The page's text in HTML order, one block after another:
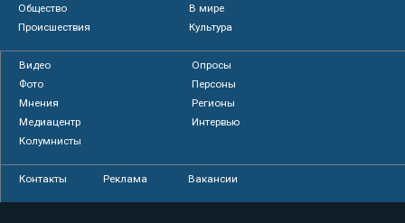
Общество
В мире
Происшествия
Культура
Видео
Опросы
Фото
Персоны
Мнения
Регионы
Медиацентр
Интервью
Колумнисты
Контакты Реклама Вакансии